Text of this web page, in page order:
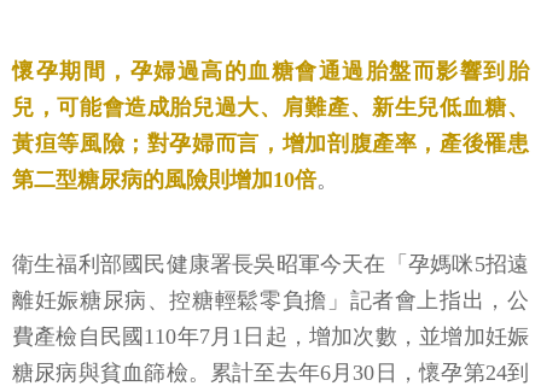
懷孕期間，孕婦過高的血糖會通過胎盤而影響到胎
兒，可能會造成胎兒過大、肩難產、新生兒低血糖、
黃疸等風險；對孕婦而言，增加剖腹產率，產後罹患
第二型糖尿病的風險則增加10倍。
衛生福利部國民健康署長吳昭軍今天在「孕媽咪5招遠
離妊娠糖尿病、控糖輕鬆零負擔」記者會上指出，公
費產檢自民國110年7月1日起，增加次數，並增加妊娠
糖尿病與貧血篩檢。累計至去年6月30日，懷孕第24到